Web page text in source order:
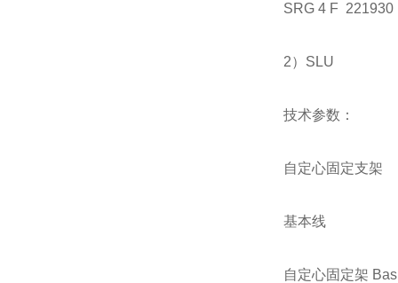
SRG 4 F 221930
2）SLU
技术参数：
自定心固定支架
基本线
自定心固定架